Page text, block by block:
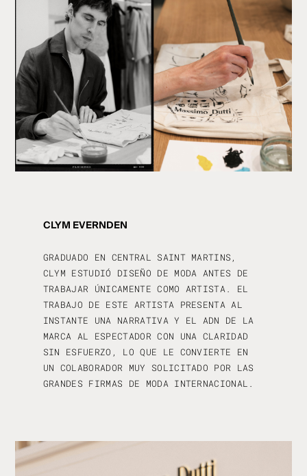
CLYM EVERNDEN
GRADUADO EN CENTRAL SAINT MARTINS,
CLYM ESTUDIÓ DISEÑO DE MODA ANTES DE
TRABAJAR ÚNICAMENTE COMO ARTISTA. EL
TRABAJO DE ESTE ARTISTA PRESENTA AL
INSTANTE UNA NARRATIVA Y EL ADN DE LA
MARCA AL ESPECTADOR CON UNA CLARIDAD
SIN ESFUERZO, LO QUE LE CONVIERTE EN
UN COLABORADOR MUY SOLICITADO POR LAS
GRANDES FIRMAS DE MODA INTERNACIONAL.